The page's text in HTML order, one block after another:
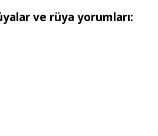
ve rüya yorumları: